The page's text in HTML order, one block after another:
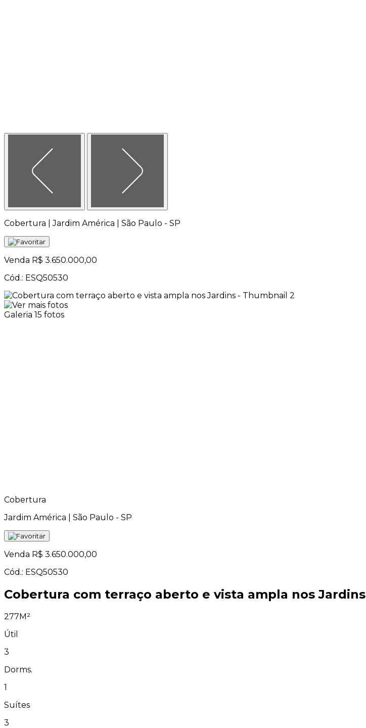
Cobertura | Jardim América | São Paulo - SP
Venda R$ 3.650.000,00
Cód.: ESQ50530
Galeria 15 fotos
Cobertura
Jardim América | São Paulo - SP
Venda R$ 3.650.000,00
Cód.: ESQ50530
Cobertura com terraço aberto e vista ampla nos Jardins
277M²
Útil
3
Dorms.
1
Suítes
3